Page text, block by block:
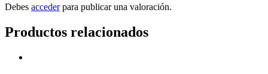
Debes accederpara publicar una valoración.
Productos relacionados